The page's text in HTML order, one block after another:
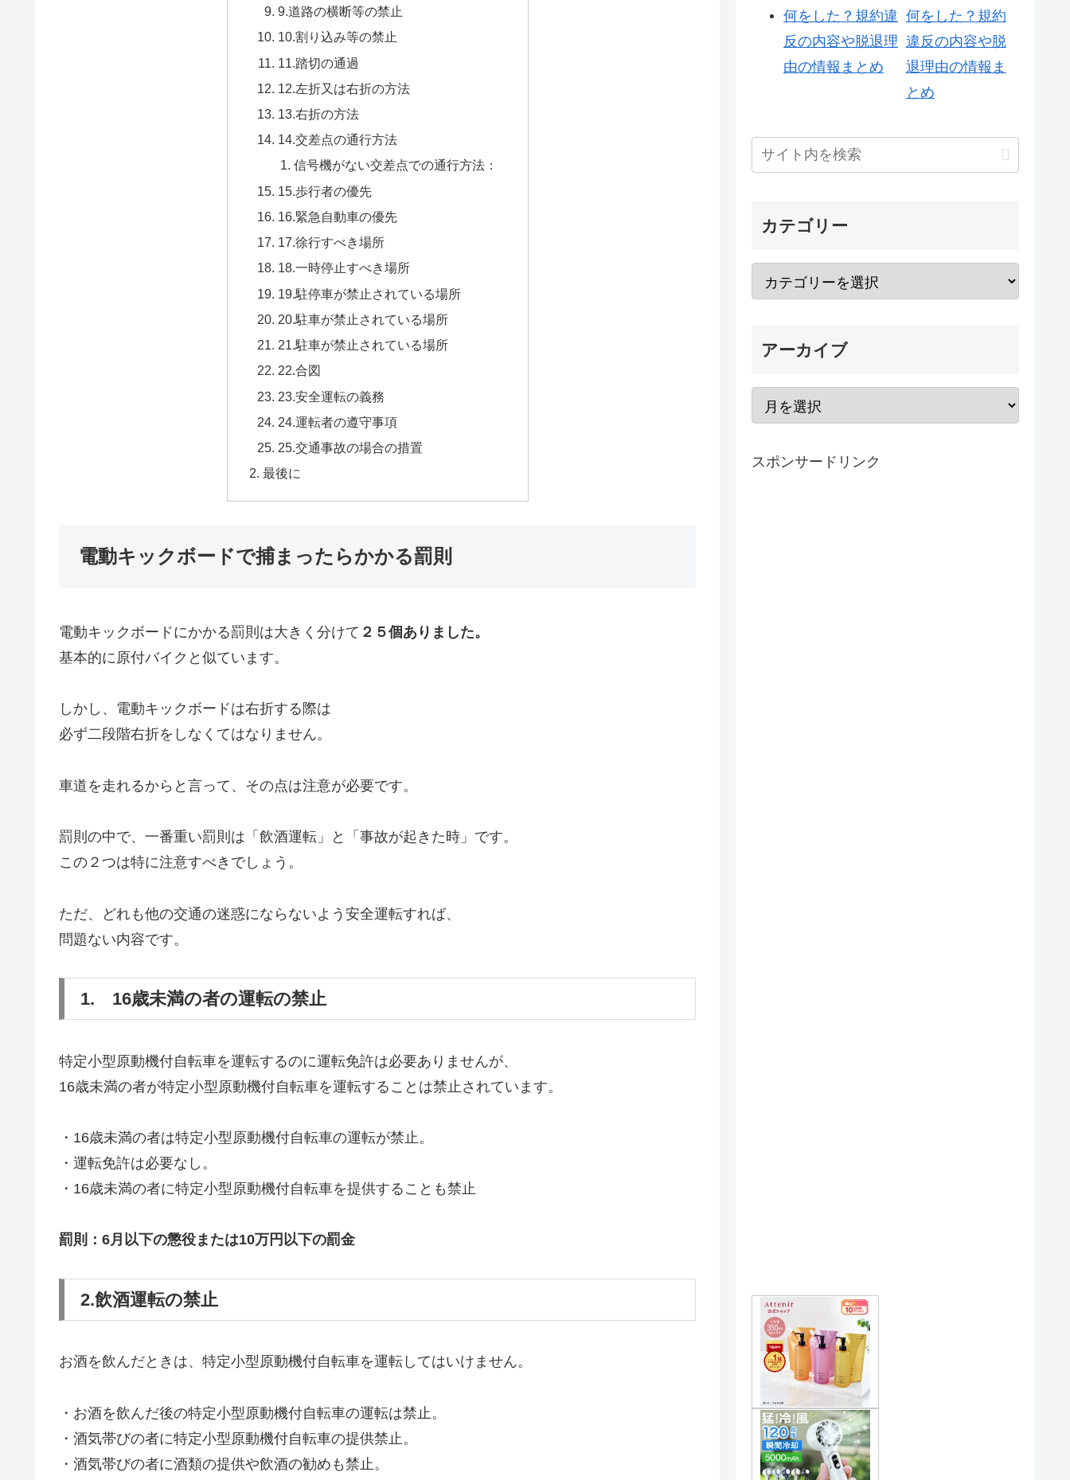
9.道路の横断等の禁止
10.割り込み等の禁止
11.踏切の通過
12.左折又は右折の方法
13.右折の方法
14.交差点の通行方法
信号機がない交差点での通行方法：
15.歩行者の優先
16.緊急自動車の優先
17.徐行すべき場所
18.一時停止すべき場所
19.駐停車が禁止されている場所
20.駐車が禁止されている場所
21.駐車が禁止されている場所
22.合図
23.安全運転の義務
24.運転者の遵守事項
25.交通事故の場合の措置
最後に
電動キックボードで捕まったらかかる罰則
電動キックボードにかかる罰則は大きく分けて ２５個ありました。
基本的に原付バイクと似ています。
しかし、電動キックボードは右折する際は
必ず二段階右折をしなくてはなりません。
車道を走れるからと言って、その点は注意が必要です。
罰則の中で、一番重い罰則は「飲酒運転」と「事故が起きた時」です。
この２つは特に注意すべきでしょう。
ただ、どれも他の交通の迷惑にならないよう安全運転すれば、
問題ない内容です。
1. 16歳未満の者の運転の禁止
特定小型原動機付自転車を運転するのに運転免許は必要ありませんが、
16歳未満の者が特定小型原動機付自転車を運転することは禁止されています。
・16歳未満の者は特定小型原動機付自転車の運転が禁止。
・運転免許は必要なし。
・16歳未満の者に特定小型原動機付自転車を提供することも禁止
罰則：6月以下の懲役または10万円以下の罰金
2.飲酒運転の禁止
お酒を飲んだときは、特定小型原動機付自転車を運転してはいけません。
・お酒を飲んだ後の特定小型原動機付自転車の運転は禁止。
・酒気帯びの者に特定小型原動機付自転車の提供禁止。
・酒気帯びの者に酒類の提供や飲酒の勧めも禁止。
何をした？規約
違反の内容や脱
退理由の情報ま
とめ
カテゴリー
アーカイブ
スポンサードリンク